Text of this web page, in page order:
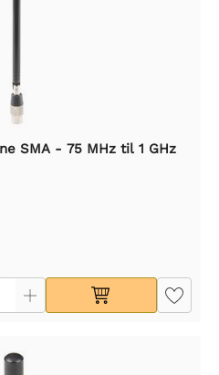
SMA - 75 MHz til 1 GHz